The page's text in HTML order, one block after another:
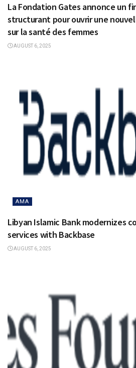
La Fondation Gates annonce un
structurant pour ouvrir une
sur la santé des femmes
AUGUST 6, 2025
AMA
Libyan Islamic Bank modernizes
services with Backbase
AUGUST 6, 2025